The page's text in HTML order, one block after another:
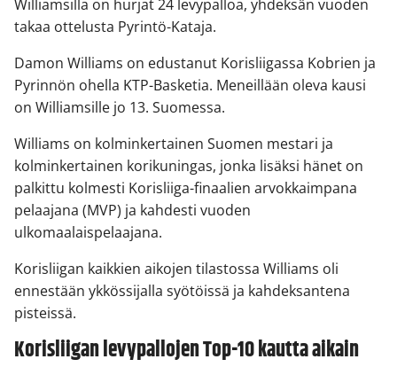
Williamsilla on hurjat 24 levypalloa, yhdeksän vuoden
takaa ottelusta Pyrintö-Kataja.
Damon Williams on edustanut Korisliigassa Kobrien ja
Pyrinnön ohella KTP-Basketia. Meneillään oleva kausi
on Williamsille jo 13. Suomessa.
Williams on kolminkertainen Suomen mestari ja
kolminkertainen korikuningas, jonka lisäksi hänet on
palkittu kolmesti Korisliiga-finaalien arvokkaimpana
pelaajana (MVP) ja kahdesti vuoden
ulkomaalaispelaajana.
Korisliigan kaikkien aikojen tilastossa Williams oli
ennestään ykkössijalla syötöissä ja kahdeksantena
pisteissä.
Korisliigan levypallojen Top-10 kautta aikain